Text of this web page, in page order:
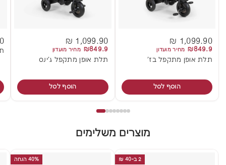
1,099.90 ₪
₪849.9 מחיר מועדון
תלת אופן מתקפל בז'
הוסף לסל
1,099.90 ₪
₪849.9 מחיר מועדון
תלת אופן מתקפל ג'ינס
הוסף לסל
מוצרים משלימים
2 ב-40 ₪ 40% הנחה